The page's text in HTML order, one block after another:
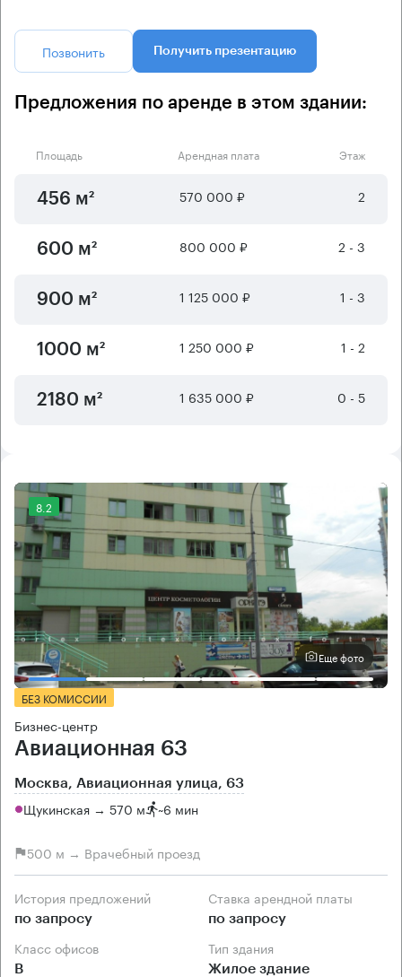
Позвонить Получить презентацию
Предложения по аренде в этом здании:
Площадь Арендная плата Этаж
456 м² 570 000 ₽ 2
600 м² 800 000 ₽ 2 - 3
900 м² 1 125 000 ₽ 1 - 3
1000 м² 1 250 000 ₽ 1 - 2
2180 м² 1 635 000 ₽ 0 - 5
8.2
Еще фото
БЕЗ КОМИССИИ
Бизнес-центр
Авиационная 63
Москва, Авиационная улица, 63
Щукинская → 570 м ~6 мин
500 м → Врачебный проезд
История предложений
по запросу
Ставка арендной платы
по запросу
Класс офисов
B
Тип здания
Жилое здание